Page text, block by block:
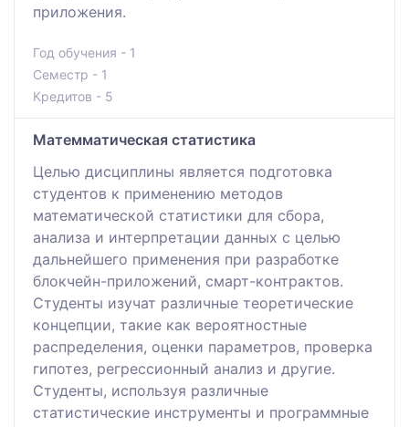
приложения.
Год обучения - 1
Семестр - 1
Кредитов - 5
Матемматическая статистика
Целью дисциплины является подготовка
студентов к применению методов
математической статистики для сбора,
анализа и интерпретации данных с целью
дальнейшего применения при разработке
блокчейн-приложений, смарт-контрактов.
Студенты изучат различные теоретические
концепции, такие как вероятностные
распределения, оценки параметров, проверка
гипотез, регрессионный анализ и другие.
Студенты, используя различные
статистические инструменты и программные